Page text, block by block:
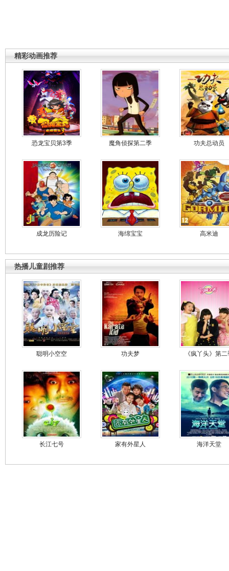
精彩动画推荐
恐龙宝贝第3季 魔角侦探第二季 功夫总动员
成龙历险记 海绵宝宝 高米迪
热播儿童剧推荐
聪明小空空 功夫梦 《疯丫头》第二
长江七号 家有外星人 海洋天堂